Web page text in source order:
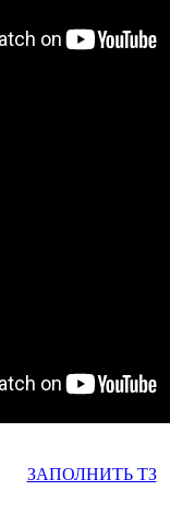
ЗАПОЛНИТЬ ТЗ